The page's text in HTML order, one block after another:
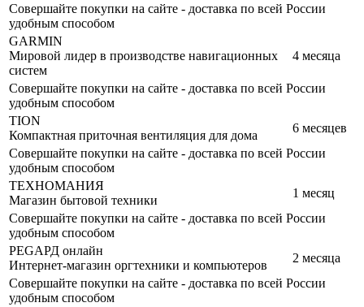
Совершайте покупки на сайте - доставка по всей России
удобным способом
GARMIN
Мировой лидер в производстве навигационных
систем
4 месяца
Совершайте покупки на сайте - доставка по всей России
удобным способом
TION
Компактная приточная вентиляция для дома
6 месяцев
Совершайте покупки на сайте - доставка по всей России
удобным способом
ТЕХНОМАНИЯ
Магазин бытовой техники
1 месяц
Совершайте покупки на сайте - доставка по всей России
удобным способом
РЕGАРД онлайн
Интернет-магазин оргтехники и компьютеров
2 месяца
Совершайте покупки на сайте - доставка по всей России
удобным способом